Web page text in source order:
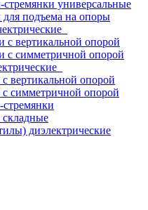
универсальные
подъема на опоры
с вертикальной опорой
с симметричной опорой
вертикальной опорой
симметричной опорой
диэлектрические